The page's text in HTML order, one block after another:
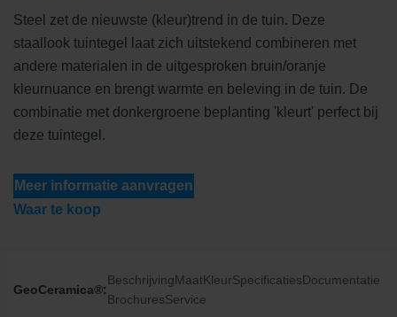
Steel zet de nieuwste (kleur)trend in de tuin. Deze
staallook tuintegel laat zich uitstekend combineren met
andere materialen in de uitgesproken bruin/oranje
kleurnuance en brengt warmte en beleving in de tuin. De
combinatie met donkergroene beplanting 'kleurt' perfect bij
deze tuintegel.
Meer informatie aanvragen
Waar te koop
GeoCeramica®:
BeschrijvingMaatKleurSpecificatiesDocumentatie
BrochuresService